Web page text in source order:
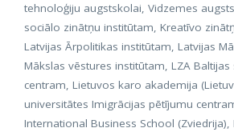
tehnoloģiju augstskolai, Vidzemes
sociālo zinātņu institūtam, Kreatīvo
Latvijas Ārpolitikas institūtam, Latvijas
Mākslas vēstures institūtam, LZA
centram, Lietuvos karo akademija
universitātes Imigrācijas pētījumu
International Business School (Zviedrija),